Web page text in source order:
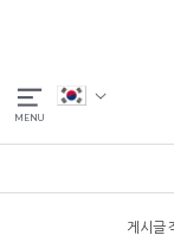
게시글